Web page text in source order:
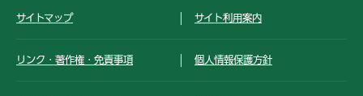
サイトマップ サイト利用案内
リンク・著作権・免責事項 個人情報保護方針